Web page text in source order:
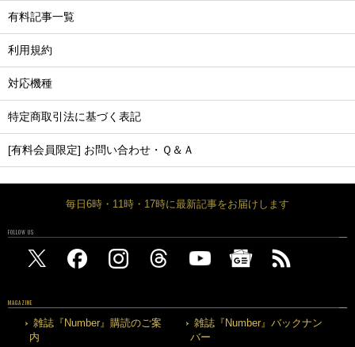
有料記事一覧
利用規約
対応機種
特定商取引法に基づく表記
[有料会員限定] お問い合わせ・Ｑ＆Ａ
毎日6時・11時・17時に最新記事をお届けします
FOLLOW US
MAGAZINE
雑誌『Number』購読のご案
内
雑誌『Number』バックナン
バー